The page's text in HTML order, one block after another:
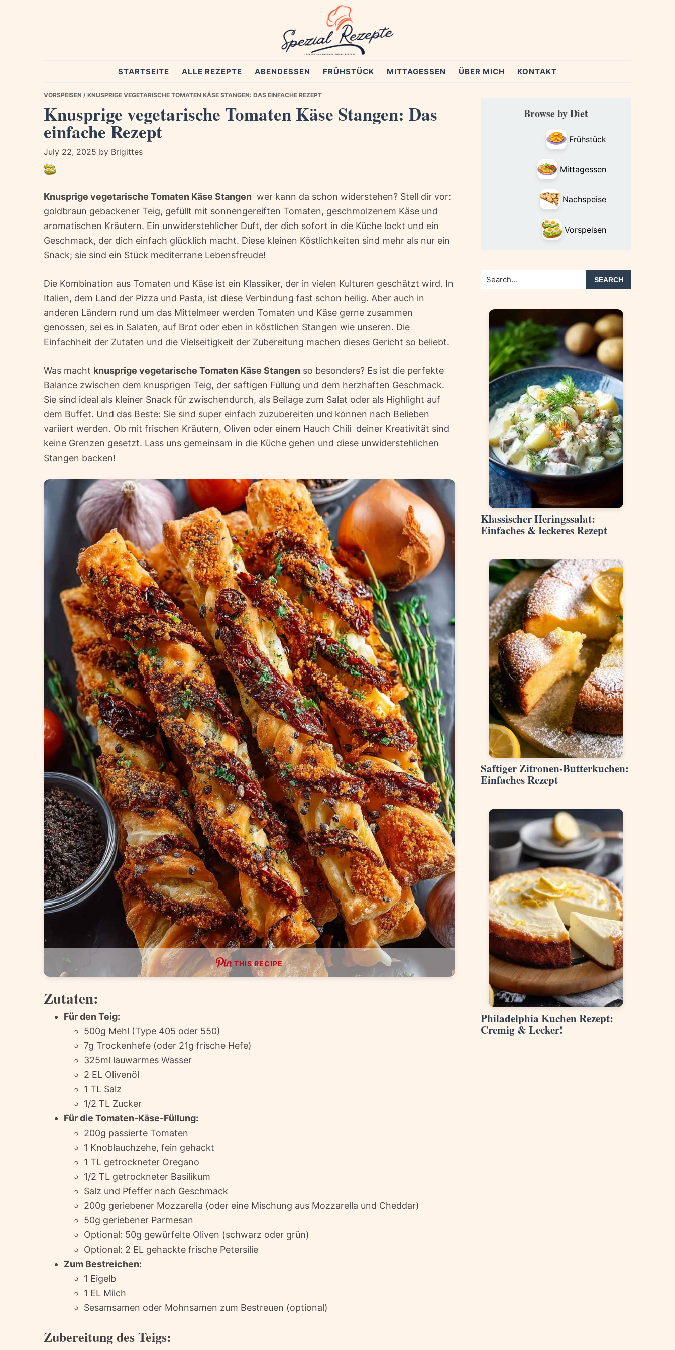
Spezial
Rezepte
STARTSEITE ALLE REZEPTE ABENDESSEN FRÜHSTÜCK MITTAGESSEN ÜBER MICH KONTAKT
VORSPEISEN / KNUSPRIGE VEGETARISCHE TOMATEN KÄSE STANGEN: DAS EINFACHE REZEPT
Knusprige vegetarische Tomaten Käse Stangen: Das
einfache Rezept
July 22, 2025 by Brigittes
Knusprige vegetarische Tomaten Käse Stangen  wer kann da schon widerstehen? Stell dir vor:
goldbraun gebackener Teig, gefüllt mit sonnengereiften Tomaten, geschmolzenem Käse und
aromatischen Kräutern. Ein unwiderstehlicher Duft, der dich sofort in die Küche lockt und ein
Geschmack, der dich einfach glücklich macht. Diese kleinen Köstlichkeiten sind mehr als nur ein
Snack; sie sind ein Stück mediterrane Lebensfreude!
Die Kombination aus Tomaten und Käse ist ein Klassiker, der in vielen Kulturen geschätzt wird. In
Italien, dem Land der Pizza und Pasta, ist diese Verbindung fast schon heilig. Aber auch in
anderen Ländern rund um das Mittelmeer werden Tomaten und Käse gerne zusammen
genossen, sei es in Salaten, auf Brot oder eben in köstlichen Stangen wie unseren. Die
Einfachheit der Zutaten und die Vielseitigkeit der Zubereitung machen dieses Gericht so beliebt.
Was macht knusprige vegetarische Tomaten Käse Stangen so besonders? Es ist die perfekte
Balance zwischen dem knusprigen Teig, der saftigen Füllung und dem herzhaften Geschmack.
Sie sind ideal als kleiner Snack für zwischendurch, als Beilage zum Salat oder als Highlight auf
dem Buffet. Und das Beste: Sie sind super einfach zuzubereiten und können nach Belieben
variiert werden. Ob mit frischen Kräutern, Oliven oder einem Hauch Chili  deiner Kreativität sind
keine Grenzen gesetzt. Lass uns gemeinsam in die Küche gehen und diese unwiderstehlichen
Stangen backen!
THIS RECIPE
Zutaten:
Für den Teig:
500g Mehl (Type 405 oder 550)
7g Trockenhefe (oder 21g frische Hefe)
325ml lauwarmes Wasser
2 EL Olivenöl
1 TL Salz
1/2 TL Zucker
Für die Tomaten-Käse-Füllung:
200g passierte Tomaten
1 Knoblauchzehe, fein gehackt
1 TL getrockneter Oregano
1/2 TL getrockneter Basilikum
Salz und Pfeffer nach Geschmack
200g geriebener Mozzarella (oder eine Mischung aus Mozzarella und Cheddar)
50g geriebener Parmesan
Optional: 50g gewürfelte Oliven (schwarz oder grün)
Optional: 2 EL gehackte frische Petersilie
Zum Bestreichen:
1 Eigelb
1 EL Milch
Sesamsamen oder Mohnsamen zum Bestreuen (optional)
Zubereitung des Teigs:
Primary
SidebarBrowse by Diet
Frühstück
Mittagessen
Nachspeise
Vorspeisen
Search...
Klassischer Heringssalat:
Einfaches & leckeres Rezept
Saftiger Zitronen-Butterkuchen:
Einfaches Rezept
Philadelphia Kuchen Rezept:
Cremig & Lecker!